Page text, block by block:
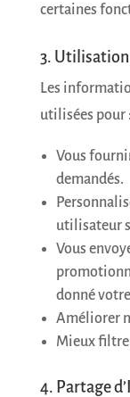
certaines
3.
Les
utilisées pour :
Vous
demandés.
utilisateur
Vous
donné
Améliorer
Mieux
4. Partage